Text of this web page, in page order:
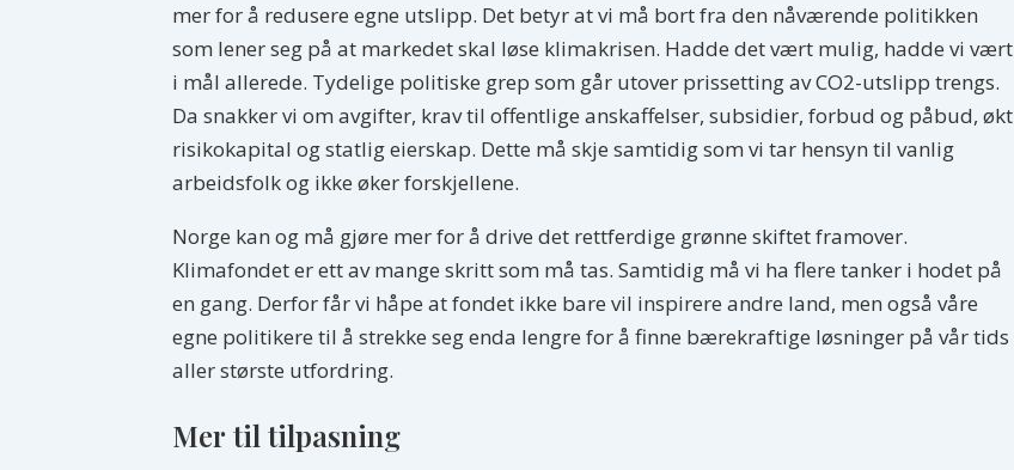
mer for å redusere egne utslipp. Det betyr at vi må bort fra den nåværende politikken
som lener seg på at markedet skal løse klimakrisen. Hadde det vært mulig, hadde vi vært
i mål allerede. Tydelige politiske grep som går utover prissetting av CO2-utslipp trengs.
Da snakker vi om avgifter, krav til offentlige anskaffelser, subsidier, forbud og påbud, økt
risikokapital og statlig eierskap. Dette må skje samtidig som vi tar hensyn til vanlig
arbeidsfolk og ikke øker forskjellene.
Norge kan og må gjøre mer for å drive det rettferdige grønne skiftet framover.
Klimafondet er ett av mange skritt som må tas. Samtidig må vi ha flere tanker i hodet på
en gang. Derfor får vi håpe at fondet ikke bare vil inspirere andre land, men også våre
egne politikere til å strekke seg enda lengre for å finne bærekraftige løsninger på vår tids
aller største utfordring.
Mer til tilpasning